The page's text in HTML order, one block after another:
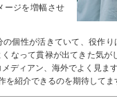
ージを増幅させ
個性が活きていて、役作
なって貫禄が出てきた気が
ディアン、海外でよく見ま
紹介できるのを期待してま